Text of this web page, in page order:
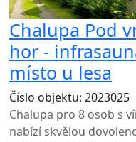
Chalupa Pod
hor -
místo u lesa
Číslo objektu: 2023025
Chalupa pro 8 osob s
nabízí skvělou